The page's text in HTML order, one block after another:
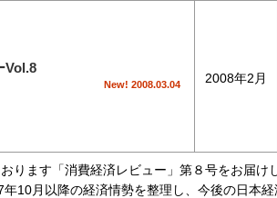
Vol.8
New! 2008.03.04 2008年2月
ります「消費経済レビュー」第８号をお届け
10月以降の経済情勢を整理し、今後の日本経